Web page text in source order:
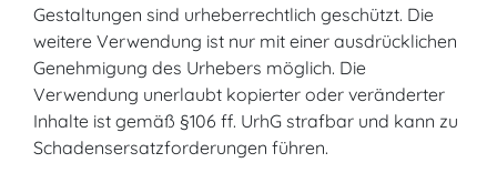
Gestaltungen sind urheberrechtlich geschützt. Die
weitere Verwendung ist nur mit einer ausdrücklichen
Genehmigung des Urhebers möglich. Die
Verwendung unerlaubt kopierter oder veränderter
Inhalte ist gemäß §106 ff. UrhG strafbar und kann zu
Schadensersatzforderungen führen.